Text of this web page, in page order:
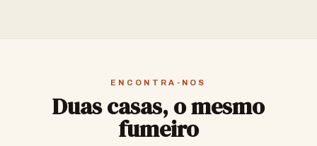
ENCONTRA-NOS
Duas casas, o mesmo
fumeiro